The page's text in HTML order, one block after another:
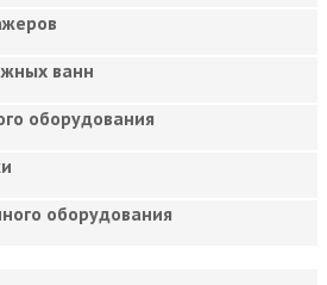
ванн
оборудования
оборудования